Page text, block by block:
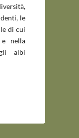
le
di cui
e nella
albi